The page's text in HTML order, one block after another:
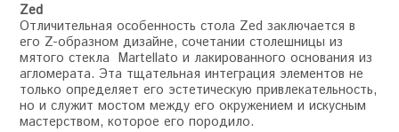
Zed
Отличительная особенность стола Zed заключается в
его Z-образном дизайне, сочетании столешницы из
мятого стекла Martellato и лакированного основания из
агломерата. Эта тщательная интеграция элементов не
только определяет его эстетическую привлекательность,
но и служит мостом между его окружением и искусным
мастерством, которое его породило.